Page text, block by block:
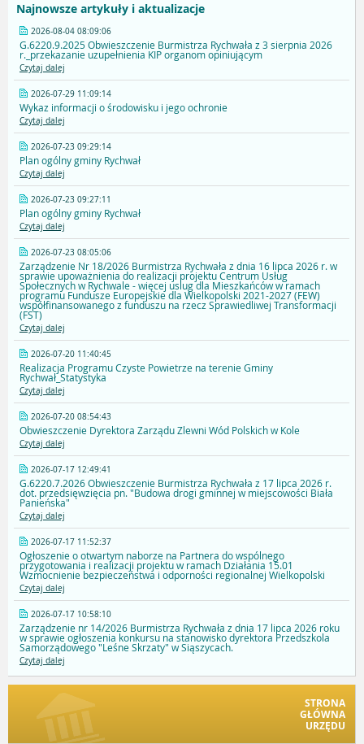
Najnowsze artykuły i aktualizacje
2026-08-04 08:09:06
G.6220.9.2025 Obwieszczenie Burmistrza Rychwała z 3 sierpnia 2026
r._przekazanie uzupełnienia KIP organom opiniującym
Czytaj dalej
2026-07-29 11:09:14
Wykaz informacji o środowisku i jego ochronie
Czytaj dalej
2026-07-23 09:29:14
Plan ogólny gminy Rychwał
Czytaj dalej
2026-07-23 09:27:11
Plan ogólny gminy Rychwał
Czytaj dalej
2026-07-23 08:05:06
Zarządzenie Nr 18/2026 Burmistrza Rychwała z dnia 16 lipca 2026 r. w
sprawie upoważnienia do realizacji projektu Centrum Usług
Społecznych w Rychwale - więcej uslug dla Mieszkańców w ramach
programu Fundusze Europejskie dla Wielkopolski 2021-2027 (FEW)
współfinansowanego z funduszu na rzecz Sprawiedliwej Transformacji
(FST)
Czytaj dalej
2026-07-20 11:40:45
Realizacja Programu Czyste Powietrze na terenie Gminy
Rychwał_Statystyka
Czytaj dalej
2026-07-20 08:54:43
Obwieszczenie Dyrektora Zarządu Zlewni Wód Polskich w Kole
Czytaj dalej
2026-07-17 12:49:41
G.6220.7.2026 Obwieszczenie Burmistrza Rychwała z 17 lipca 2026 r.
dot. przedsięwzięcia pn. "Budowa drogi gminnej w miejscowości Biała
Panieńska"
Czytaj dalej
2026-07-17 11:52:37
Ogłoszenie o otwartym naborze na Partnera do wspólnego
przygotowania i realizacji projektu w ramach Działania 15.01
Wzmocnienie bezpieczeństwa i odporności regionalnej Wielkopolski
Czytaj dalej
2026-07-17 10:58:10
Zarządzenie nr 14/2026 Burmistrza Rychwała z dnia 17 lipca 2026 roku
w sprawie ogłoszenia konkursu na stanowisko dyrektora Przedszkola
Samorządowego "Leśne Skrzaty" w Siąszycach.
Czytaj dalej
STRONA
GŁÓWNA
URZĘDU